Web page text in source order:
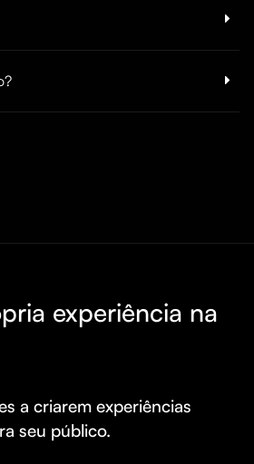
experiência na
a criarem experiências
seu público.